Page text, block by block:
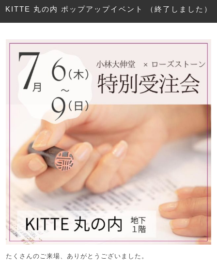
KITTE 丸の内 ポップアップイベント （終了しました）
たくさんのご来場、ありがとうございました。